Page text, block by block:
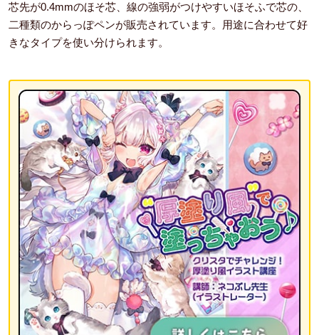
芯先が0.4mmのほそ芯、線の強弱がつけやすいほそふで芯の、
二種類のからっぽペンが販売されています。用途に合わせて好
きなタイプを使い分けられます。